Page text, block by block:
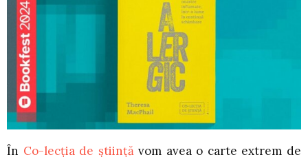
În Co-lecția de științăvom avea o carte extrem de